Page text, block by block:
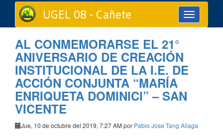
Toggle
navigation
UGEL 08 - Cañete
AL CONMEMORARSE EL 21°
ANIVERSARIO DE CREACIÓN
INSTITUCIONAL DE LA I.E. DE
ACCIÓN CONJUNTA “MARÍA
ENRIQUETA DOMINICI” – SAN
VICENTE
Jue, 10 de octubre del 2019, 7:27 AM por Pablo Jose Tang Aliaga